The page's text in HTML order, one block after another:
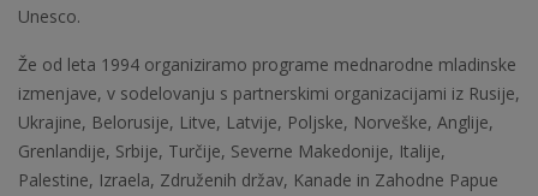
Unesco.
Že od leta 1994 organiziramo programe mednarodne mladinske
izmenjave, v sodelovanju s partnerskimi organizacijami iz Rusije,
Ukrajine, Belorusije, Litve, Latvije, Poljske, Norveške, Anglije,
Grenlandije, Srbije, Turčije, Severne Makedonije, Italije,
Palestine, Izraela, Združenih držav, Kanade in Zahodne Papue